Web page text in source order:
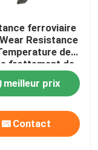
ferroviaire
Resistance
de
frottement de
de fonte
meilleur prix
Contact